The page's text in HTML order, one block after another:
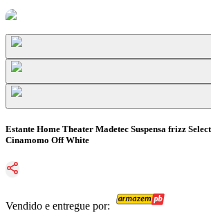
Estante Home Theater Madetec Suspensa frizz
Cinamomo Off White
Vendido e entregue por: